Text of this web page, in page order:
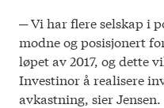
─ Vi har flere selskap i
modne og posisjonert
løpet av 2017, og dette
Investinor å realisere
avkastning, sier Jensen.